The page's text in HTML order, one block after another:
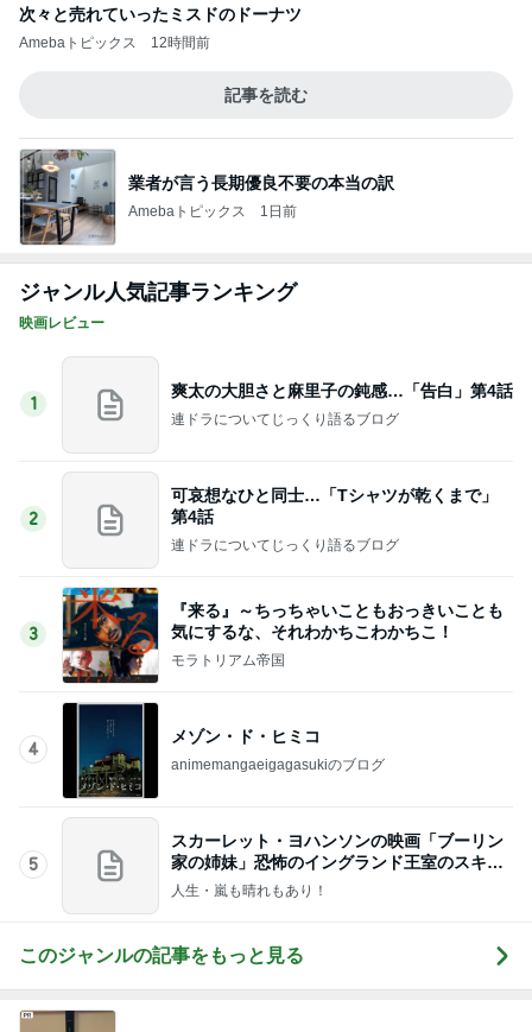
次々と売れていったミスドのドーナツ
Amebaトピックス 12時間前
記事を読む
業者が言う長期優良不要の本当の訳
Amebaトピックス 1日前
ジャンル人気記事ランキング
映画レビュー
1
爽太の大胆さと麻里子の鈍感…「告白」第4話
連ドラについてじっくり語るブログ
2
可哀想なひと同士…「Tシャツが乾くまで」
第4話
連ドラについてじっくり語るブログ
3
『来る』～ちっちゃいこともおっきいことも
気にするな、それわかちこわかちこ！
モラトリアム帝国
4
メゾン・ド・ヒミコ
animemangaeigagasukiのブログ
5
スカーレット・ヨハンソンの映画「ブーリン
家の姉妹」恐怖のイングランド王室のスキャ
ンダル！
人生・嵐も晴れもあり！
このジャンルの記事をもっと見る